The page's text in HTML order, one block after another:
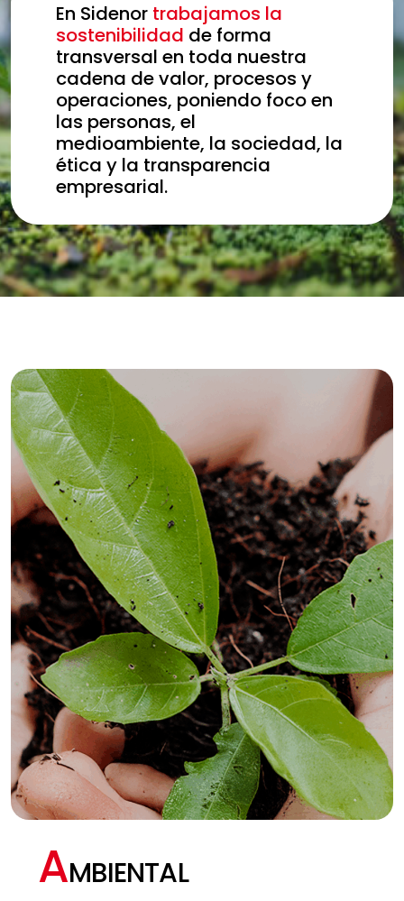
En Sidenor trabajamos la
sostenibilidad de forma
transversal en toda nuestra
cadena de valor, procesos y
operaciones, poniendo foco en
las personas, el
medioambiente, la sociedad, la
ética y la transparencia
empresarial.
AMBIENTAL